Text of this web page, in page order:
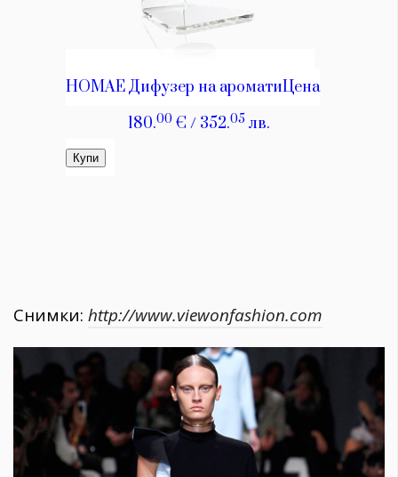
Снимки: http://www.viewonfashion.com